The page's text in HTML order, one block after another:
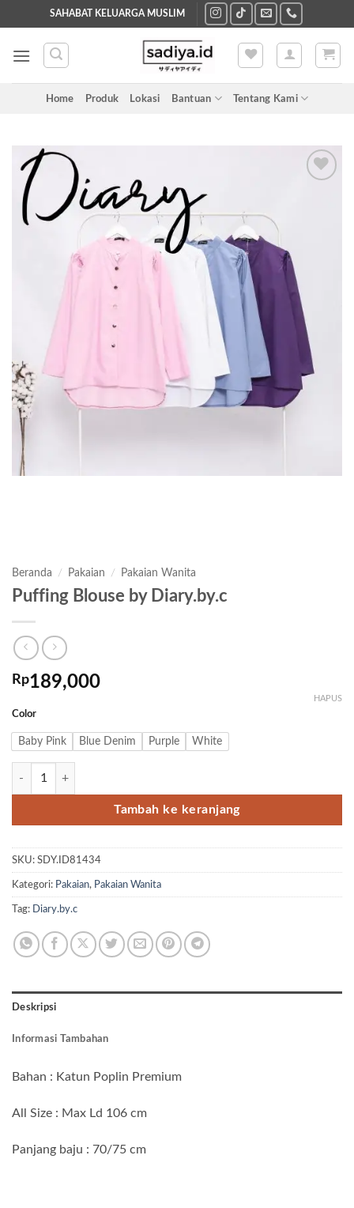
to
content
SAHABAT KELUARGA MUSLIM
Home Produk Lokasi Bantuan Tentang Kami
Beranda / Pakaian / Pakaian Wanita
Puffing Blouse by Diary.by.c
Rp189,000
Color
Baby Pink Blue Denim Purple White
HAPUS
Kuantitas Puffing Blouse by Diary.by.c
Tambah ke keranjang
SKU: SDY.ID81434
Kategori: Pakaian, Pakaian Wanita
Tag: Diary.by.c
Deskripsi
Informasi Tambahan
Bahan : Katun Poplin Premium
All Size : Max Ld 106 cm
Panjang baju : 70/75 cm